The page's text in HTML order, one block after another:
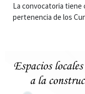
La convocatoria
pertenencia de los